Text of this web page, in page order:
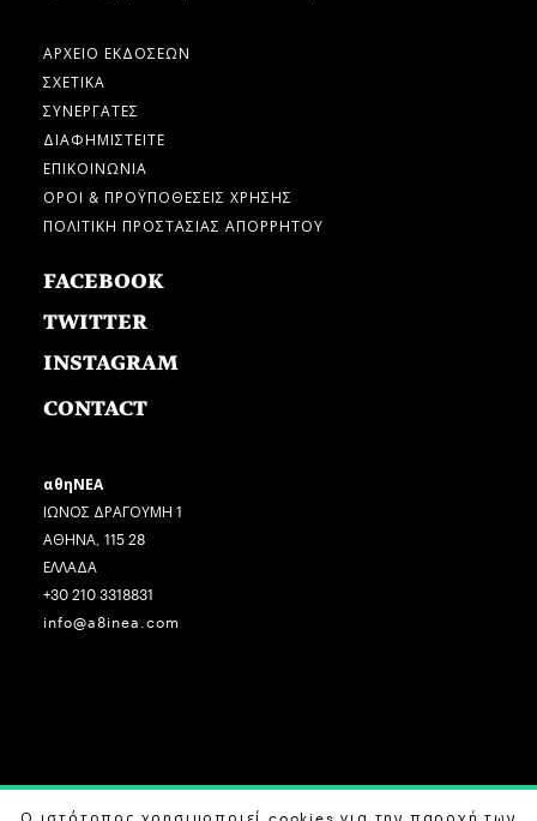
ΑΡΧΕΙΟ ΕΚΔΟΣΕΩΝ
ΣΧΕΤΙΚΑ
ΣΥΝΕΡΓΑΤΕΣ
ΔΙΑΦΗΜΙΣΤΕΙΤΕ
ΕΠΙΚΟΙΝΩΝΙΑ
ΟΡΟΙ & ΠΡΟΫΠΟΘΕΣΕΙΣ ΧΡΗΣΗΣ
ΠΟΛΙΤΙΚΗ ΠΡΟΣΤΑΣΙΑΣ ΑΠΟΡΡΗΤΟΥ
FACEBOOK
TWITTER
INSTAGRAM
CONTACT
αθηΝΕΑ
ΙΩΝΟΣ ΔΡΑΓΟΥΜΗ 1
ΑΘΗΝΑ, 115 28
ΕΛΛΑΔΑ
+30 210 3318831
info@a8inea.com
COPYRIGHT © 2026 αθηΝΕΑ, ALL RIGHTS RESERVED.
Ο ιστότοπος χρησιμοποιεί cookies για την παροχή των